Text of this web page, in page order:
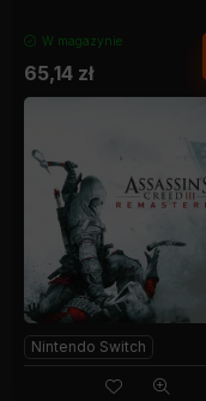
W magazynie
65,14 zł
Nintendo Switch